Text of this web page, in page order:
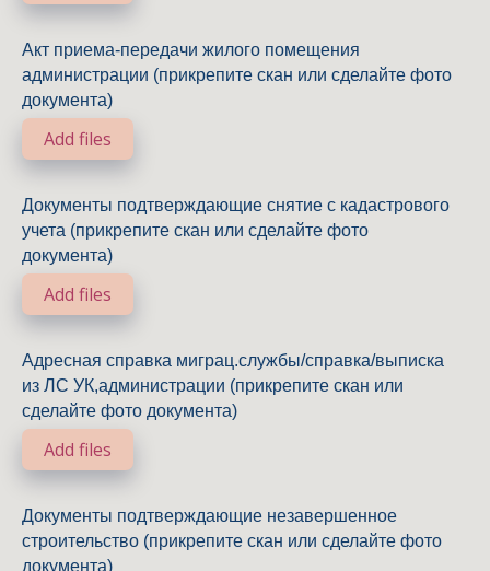
Акт приема-передачи жилого помещения
администрации (прикрепите скан или сделайте фото
документа)
Add files
Документы подтверждающие снятие с кадастрового
учета (прикрепите скан или сделайте фото
документа)
Add files
Адресная справка миграц.службы/справка/выписка
из ЛС УК,администрации (прикрепите скан или
сделайте фото документа)
Add files
Документы подтверждающие незавершенное
строительство (прикрепите скан или сделайте фото
документа)